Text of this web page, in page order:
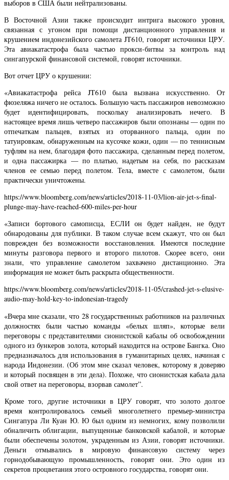
выборов в США были нейтрализованы.
В Восточной Азии также происходит интрига высокого уровня,
связанная с угоном при помощи дистанционного управления и
крушением индонезийского самолета JT610, говорят источники ЦРУ.
Эта авиакатастрофа была частью прокси-битвы за контроль над
сингапурской финансовой системой, говорят источники.
Вот отчет ЦРУ о крушении:
«Авиакатастрофа рейса JT610 была вызвана искусственно. От
фюзеляжа ничего не осталось. Большую часть пассажиров невозможно
будет идентифицировать, поскольку анализировать нечего. В
настоящее время лишь четверо пассажиров были опознаны — один по
отпечаткам пальцев, взятых из оторванного пальца, один по
татуировкам, обнаруженным на кусочке кожи, один — по теннисным
туфлям на нем, благодаря фото пассажира, сделанным перед полетом,
и одна пассажирка — по платью, надетым на себя, по рассказам
членов ее семью перед полетом. Тела, вместе с самолетом, были
практически уничтожены.
https://www.bloomberg.com/news/articles/2018-11-03/lion-air-jet-s-final-
plunge-may-have-reached-600-miles-per-hour
«Записи бортового самописца, ЕСЛИ он будет найден, не будут
обнародованы для публики. В таком случае всем скажут, что он был
поврежден без возможности восстановления. Имеются последние
минуты разговора первого и второго пилотов. Скорее всего, они
знали, что управление самолетом захвачено дистанционно. Эта
информация не может быть раскрыта общественности.
https://www.bloomberg.com/news/articles/2018-11-05/crashed-jet-s-elusive-
audio-may-hold-key-to-indonesian-tragedy
«Вчера мне сказали, что 28 государственных работников на различных
должностях были частью команды «белых шляп», которые вели
переговоры с представителями сионистской кабалы об освобождении
одного из бункеров золота, который находится на острове Бангка. Оно
предназначалось для использования в гуманитарных целях, начиная с
народа Индонезии. (Об этом мне сказал человек, которому я доверяю
и который посвящен в эти дела). Похоже, что сионистская кабала дала
свой ответ на переговоры, взорвав самолет”.
Кроме того, другие источники в ЦРУ говорят, что золото долгое
время контролировалось семьей многолетнего премьер-министра
Сингапура Ли Куан Ю. Ю был одним из немногих, кому позволили
обналичить облигации, выпущенные банковской кабалой, и которые
были обеспечены золотом, украденным из Азии, говорят источники.
Деньги отмывались в мировую финансовую систему через
горнодобывающую промышленность, говорят они. Это один из
секретов процветания этого островного государства, говорят они.